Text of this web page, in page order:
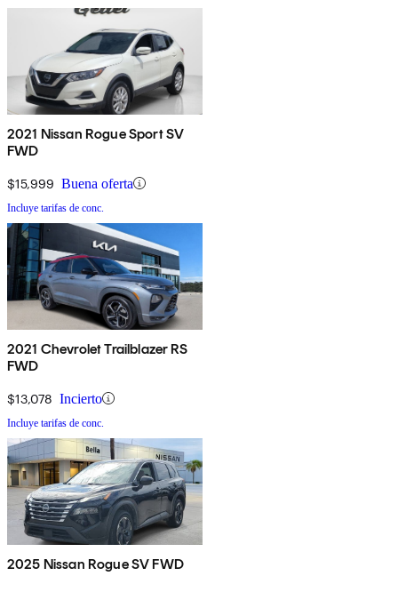
2021 Nissan Rogue Sport SV
FWD
$15,999 Buena oferta
Incluye tarifas de conc.
2021 Chevrolet Trailblazer RS
FWD
$13,078 Incierto
Incluye tarifas de conc.
2025 Nissan Rogue SV FWD